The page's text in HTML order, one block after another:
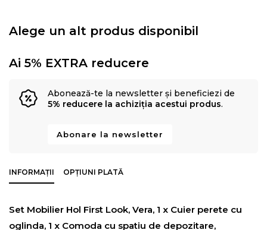
Alege un alt produs disponibil
Ai 5% EXTRA reducere
Abonează-te la newsletter și beneficiezi de
5% reducere la achiziția acestui produs.
Abonare la newsletter
INFORMAȚII OPȚIUNI PLATĂ
Set Mobilier Hol First Look, Vera, 1 x Cuier perete cu
oglinda, 1 x Comoda cu spatiu de depozitare,